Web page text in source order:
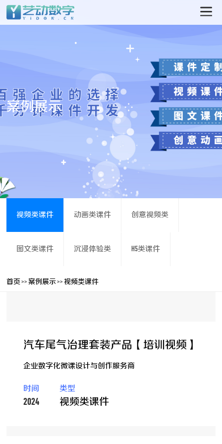
案例展示
视频类课件 动画类课件 创意视频类
图文类课件 沉浸体验类 H5类课件
首页 >>案例展示>>视频类课件
汽车尾气治理套装产品【培训视频】
企业数字化微课设计与创作服务商
时间
2024
类型
视频类课件